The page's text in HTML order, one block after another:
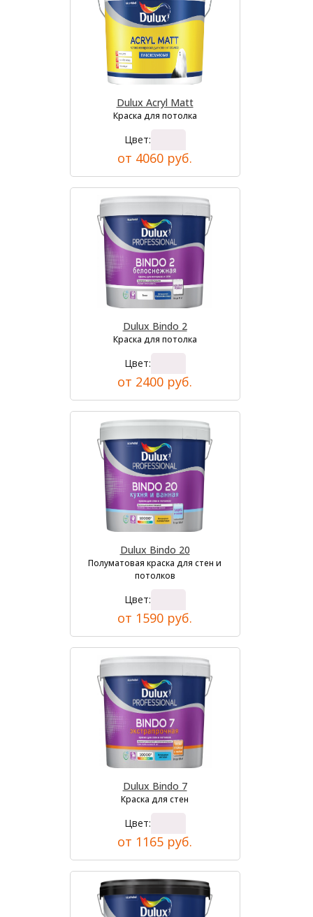
Dulux Acryl Matt
Краска для потолка
Цвет:
от 4060 руб.
Dulux Bindo 2
Краска для потолка
Цвет:
от 2400 руб.
Dulux Bindo 20
Полуматовая краска для стен и
потолков
Цвет:
от 1590 руб.
Dulux Bindo 7
Краска для стен
Цвет:
от 1165 руб.